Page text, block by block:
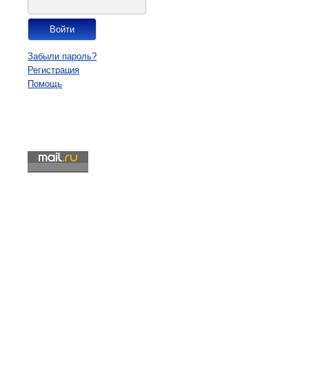
Забыли пароль?
Регистрация
Помощь